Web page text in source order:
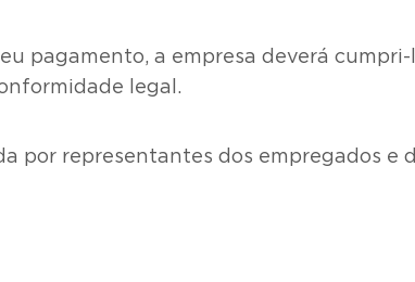
pagamento, a empresa deverá
legal.
por representantes dos empregados e